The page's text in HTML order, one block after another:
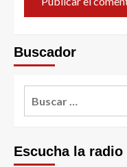
Buscador
Escucha la radio